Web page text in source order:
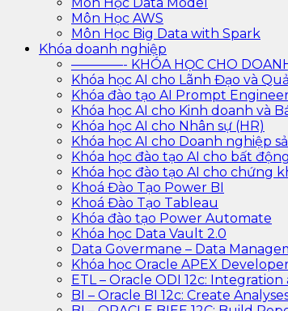
Môn Học AWS
Môn Học Big Data with Spark
Khóa doanh nghiệp
————- KHÓA HỌC CHO
Khóa học AI cho Lãnh Đạo và
Khóa đào tạo AI Prompt
Khóa học AI cho Kinh doanh và
Khóa học AI cho Nhân sự (HR)
Khóa học AI cho Doanh nghiệp
Khóa học đào tạo AI cho bất
Khóa học đào tạo AI cho chứng
Khoá Đào Tạo Power BI
Khoá Đào Tạo Tableau
Khóa đào tạo Power Automate
Khóa học Data Vault 2.0
Data Govermane – Data
Khóa học Oracle APEX
ETL – Oracle ODI 12c:
BI – Oracle BI 12c: Create